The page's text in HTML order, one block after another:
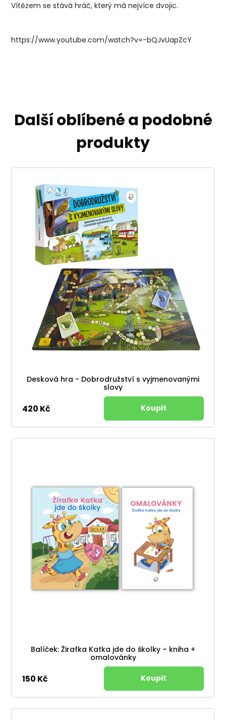
Vítězem se stává hráč, který má nejvíce dvojic.
https://www.youtube.com/watch?v=-bQJvUapZcY
Další oblíbené a podobné
produkty
Desková hra - Dobrodružství s vyjmenovanými
slovy
420 Kč
Balíček: Žirafka Katka jde do školky – kniha +
omalovánky
150 Kč